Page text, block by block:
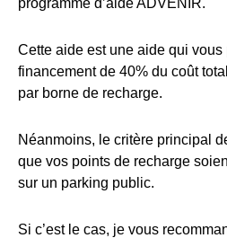
programme d’aide ADVENIR.
Cette aide est une aide qui vous
financement de 40% du coût
par borne de recharge.
Néanmoins, le critère principal
que vos points de recharge
sur un parking public.
Si c’est le cas, je vous